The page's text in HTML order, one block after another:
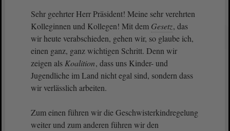
Sehr geehrter Herr Präsident! Meine sehr verehrten
Kolleginnen und Kollegen! Mit dem Gesetz, das
wir heute verabschieden, gehen wir, so glaube ich,
einen ganz, ganz wichtigen Schritt. Denn wir
zeigen als Koalition, dass uns Kinder- und
Jugendliche im Land nicht egal sind, sondern dass
wir verlässlich arbeiten.
Zum einen führen wir die Geschwisterkindregelung
weiter und zum anderen führen wir den